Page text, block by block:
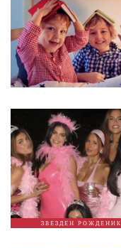
ЗВЕЗДЕН РОЖДЕНИК